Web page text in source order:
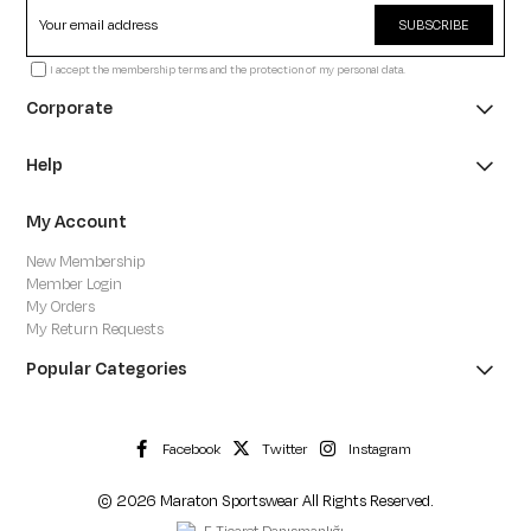
SUBSCRIBE
I accept the membership terms and the protection of my personal data.
Corporate
Help
My Account
New Membership
Member Login
My Orders
My Return Requests
Popular Categories
Facebook Twitter Instagram
© 2026 Maraton Sportswear All Rights Reserved.